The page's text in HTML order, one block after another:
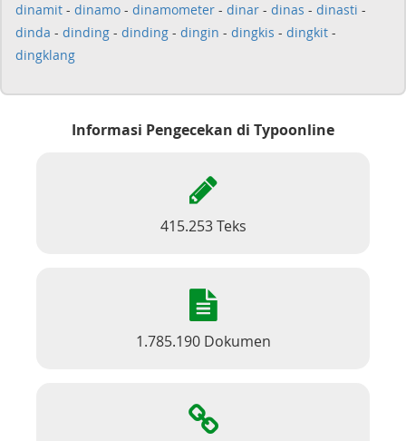
dinamit - dinamo - dinamometer - dinar - dinas - dinasti -
dinda - dinding - dinding - dingin - dingkis - dingkit -
dingklang
Informasi Pengecekan di Typoonline
415.253 Teks
1.785.190 Dokumen